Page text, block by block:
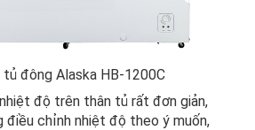
tủ đông Alaska HB-1200C
độ trên thân tủ rất đơn giản,
điều chỉnh nhiệt độ theo ý muốn,